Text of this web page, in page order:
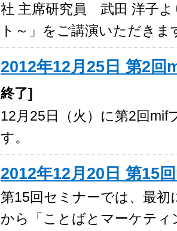
社 主席研究員 武田 洋子よ
ト～」をご講演いただきま
2012年12月25日 第2
終了]
12月25日（火）に第2回
す。
2012年12月20日 第15
第15回セミナーでは、最
から「ことばとマーケテ